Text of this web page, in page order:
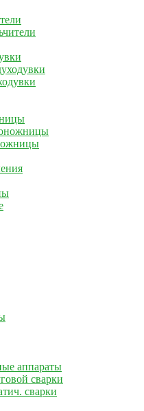
аппараты
сварки
сварки